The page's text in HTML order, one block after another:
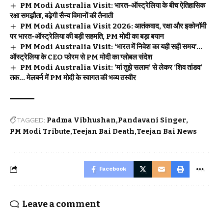
PM Modi Australia Visit: भारत-ऑस्ट्रेलिया के बीच ऐतिहासिक
रक्षा समझौता, बढ़ेगी सैन्य विमानों की तैनाती
PM Modi Australia Visit 2026: आतंकवाद, रक्षा और इकोनॉमी
पर भारत-ऑस्ट्रेलिया की बड़ी सहमति, PM मोदी का बड़ा बयान
PM Modi Australia Visit: ‘भारत में निवेश का यही सही समय’…
ऑस्ट्रेलिया के CEO फोरम से PM मोदी का ग्लोबल संदेश
PM Modi Australia Visit: ‘मां तुझे सलाम’ से लेकर ‘शिव तांडव’
तक… मेलबर्न में PM मोदी के स्वागत की भव्य तस्वीर
TAGGED: Padma Vibhushan Pandavani Singer
PM Modi Tribute Teejan Bai Death Teejan Bai News
Facebook
Leave a comment